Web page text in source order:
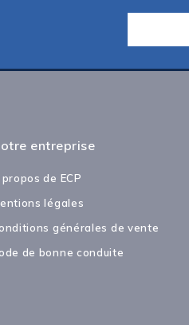
entreprise
de ECP
légales
générales de vente
de bonne conduite